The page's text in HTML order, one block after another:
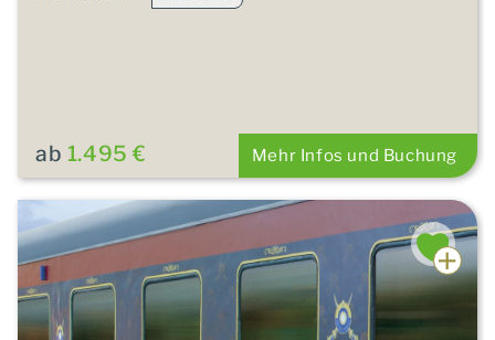
ab 1.495 € Mehr Infos und Buchung